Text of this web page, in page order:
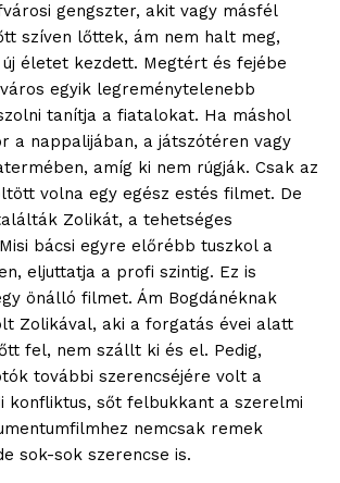
gengszter, akit vagy másfél
szíven lőttek, ám nem halt meg,
életet kezdett. Megtért és fejébe
egyik legreménytelenebb
tanítja a fiatalokat. Ha máshol
a nappalijában, a játszótéren vagy
amíg ki nem rúgják. Csak az
volna egy egész estés filmet. De
Zolikát, a tehetséges
bácsi egyre előrébb tuszkol a
eljuttatja a profi szintig. Ez is
önálló filmet. Ám Bogdánéknak
Zolikával, aki a forgatás évei alatt
fel, nem szállt ki és el. Pedig,
további szerencséjére volt a
konfliktus, sőt felbukkant a szerelmi
nemcsak remek
sok-sok szerencse is.